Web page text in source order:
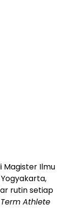
Magister Ilmu
rutin setiap
Athlete